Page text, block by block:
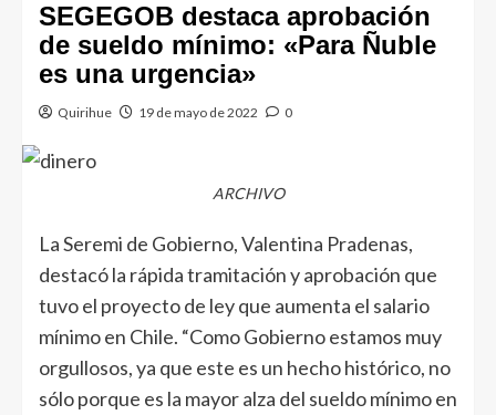
SEGEGOB destaca aprobación
de sueldo mínimo: «Para Ñuble
es una urgencia»
Quirihue 19 de mayo de 2022 0
ARCHIVO
La Seremi de Gobierno, Valentina Pradenas,
destacó la rápida tramitación y aprobación que
tuvo el proyecto de ley que aumenta el salario
mínimo en Chile. “Como Gobierno estamos muy
orgullosos, ya que este es un hecho histórico, no
sólo porque es la mayor alza del sueldo mínimo en